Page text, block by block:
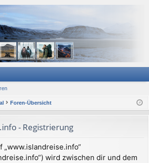
Foren-Übersicht
- Registrierung
„www.islandreise.info“
wird zwischen dir und dem